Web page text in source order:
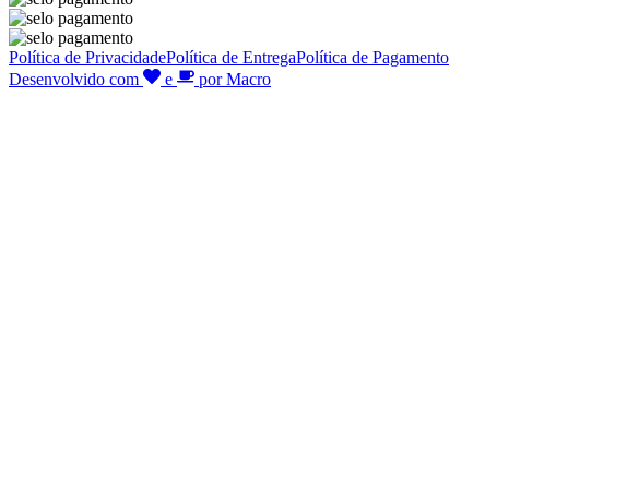
Política de PrivacidadePolítica de EntregaPolítica de Pagamento
Desenvolvido com
e por Macro